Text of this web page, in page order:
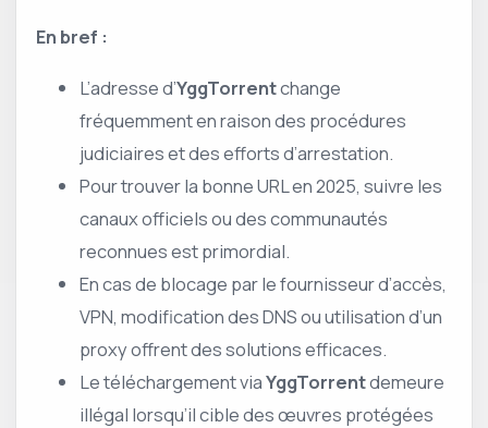
En bref :
L’adresse d’YggTorrentchange
fréquemment en raison des procédures
judiciaires et des efforts d’arrestation.
Pour trouver la bonne URL en 2025, suivre les
canaux officiels ou des communautés
reconnues est primordial.
En cas de blocage par le fournisseur d’accès,
VPN, modification des DNS ou utilisation d’un
proxy offrent des solutions efficaces.
Le téléchargement viaYggTorrentdemeure
illégal lorsqu’il cible des œuvres protégées